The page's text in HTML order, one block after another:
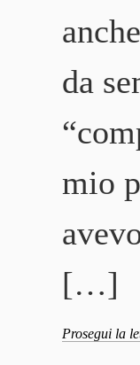
da
mio
[…]
Prosegui la